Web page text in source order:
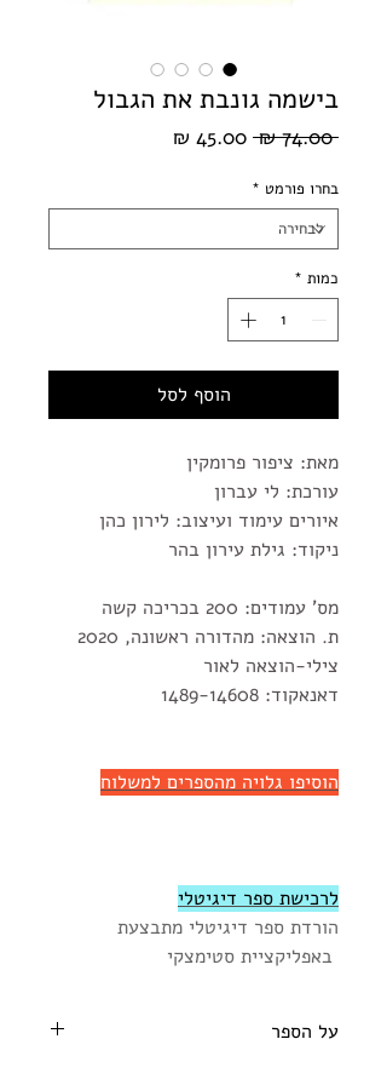
בישמה גונבת את הגבול
‏74.00 ‏₪
מחיר
מחיר
בחרו פורמט *
כמות *
הוסף לסל
מאת: ציפור פרומקין
עורכת: לי עברון
איורים עימוד ועיצוב: לירון כהן
ניקוד: גילת עירון בהר
מס' עמודים: 200 בכריכה קשה
ת. הוצאה: מהדורה ראשונה, 2020
צילי-הוצאה לאור
דאנאקוד: 1489-14608
הוסיפו גלויה מהספרים למשלוח
לרכישת ספר דיגיטלי
הורדת ספר דיגיטלי מתבצעת
באפליקציית סטימצקי
על הספר